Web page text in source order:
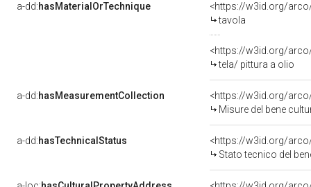
a-dd:hasMaterialOrTechnique
<https://w3id.org/
tavola
<https://w3id.org/
tela/ pittura a olio
a-dd:hasMeasurementCollection
<https://w3id.org/
Misure del bene
a-dd:hasTechnicalStatus
<https://w3id.org/
Stato tecnico del